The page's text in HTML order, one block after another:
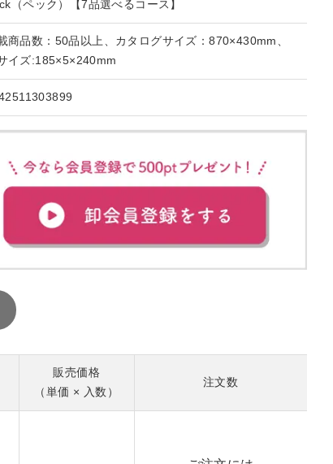
（ペック）【7品選べるコース】
商品数：50品以上、カタログサイズ：870×430mm、
イズ:185×5×240mm
販売価格
（単価 × 入数）
注文数